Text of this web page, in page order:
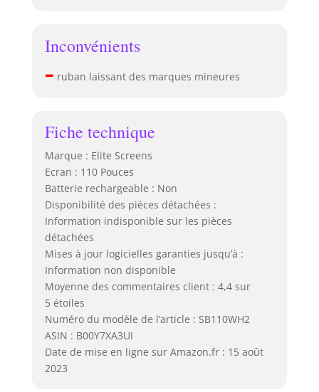
Inconvénients
– ruban laissant des marques mineures
Fiche technique
Marque : Elite Screens
Ecran : 110 Pouces
Batterie rechargeable : Non
Disponibilité des pièces détachées :
Information indisponible sur les pièces
détachées
Mises à jour logicielles garanties jusqu’à :
Information non disponible
Moyenne des commentaires client : 4,4 sur
5 étoiles
Numéro du modèle de l’article : SB110WH2
ASIN : B00Y7XA3UI
Date de mise en ligne sur Amazon.fr : 15 août
2023